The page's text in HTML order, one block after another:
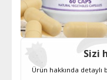
Sizi
Ürün hakkında detaylı